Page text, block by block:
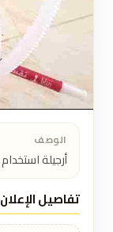
الوصف
أرجيلة استخدام 5 مرات فقط
تفاصيل الإعلان